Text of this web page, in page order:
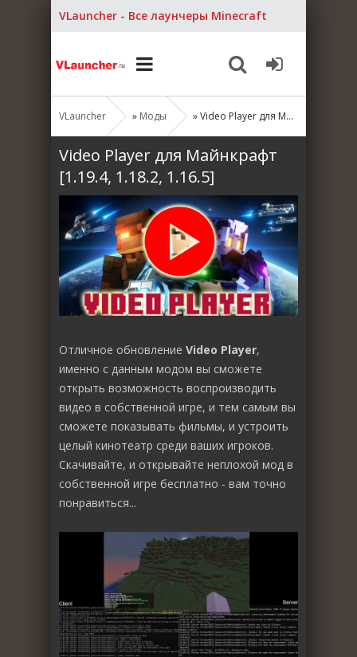
VLauncher - Все лаунчеры Minecraft
VLauncher » Моды » Video Player для Майнкрафт [1.19.4, 1.18.2, 1.16.5]
Video Player для Майнкрафт
[1.19.4, 1.18.2, 1.16.5]
Отличное обновление Video Player,
именно с данным модом вы сможете
открыть возможность воспроизводить
видео в собственной игре, и тем самым вы
сможете показывать фильмы, и устроить
целый кинотеатр среди ваших игроков.
Скачивайте, и открывайте неплохой мод в
собственной игре бесплатно - вам точно
понравиться...